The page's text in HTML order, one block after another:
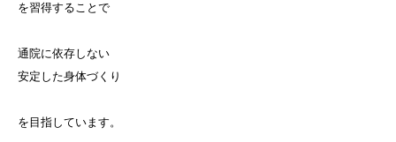
を習得することで
通院に依存しない
安定した身体づくり
を目指しています。